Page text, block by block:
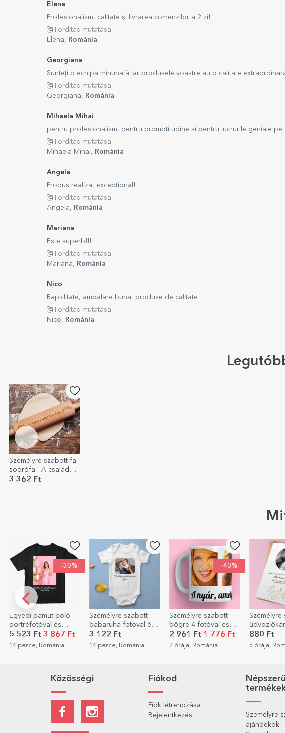
Elena
Profesionalism, calitate și livrarea comenzilor a 2 zi!
Fordítás mutatása
Elena, Románia
Georgiana
Sunteți o echipa minunată iar produsele voastre au o calitate
Fordítás mutatása
Georgiana, Románia
Mihaela Mihai
pentru profesionalism, pentru promptitudine si pentru lucrurile geniale pe
Fordítás mutatása
Mihaela Mihai, Románia
Angela
Produs realizat exceptional!
Fordítás mutatása
Angela, Románia
Mariana
Este superb!!!
Fordítás mutatása
Mariana, Románia
Nico
Rapiditate, ambalare buna, produse de calitate
Fordítás mutatása
Nico, Románia
Személyre szabott fa
sodrófa - A családod
konyhája
3 362 Ft
-30%
póló
és
Ft
Személyre szabott
babaruha fotóval és
szöveggel
3 122 Ft
14 perce, Románia
-40%
Személyre szabott
bögre 4 fotóval és
üzenettel
2 961 Ft 1 776 Ft
2 órája, Románia
Személyre szabott
üdvözlőkártya fotóval
és szöveggel -
Elegance
880 Ft
5 órája, Románia 5
Közösségi Fiókod
Fiók létrehozása
Bejelentkezés
Népszerű
Személyre
ajándékok